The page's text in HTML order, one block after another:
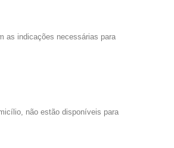
as indicações necessárias para
não estão disponíveis para